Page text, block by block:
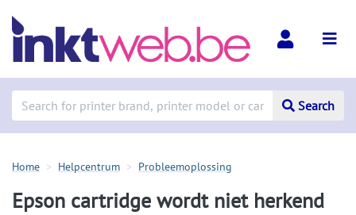
Search
Home Helpcentrum Probleemoplossing
Epson cartridge wordt niet herkend